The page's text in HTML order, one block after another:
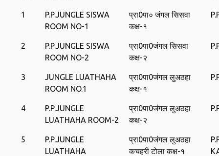
1
P.P.JUNGLE SISWA
ROOM NO-1
प्रा0पा० जंगल सिसवा
कक्ष-१
2
P.P.JUNGLE SISWA
ROOM NO-2
प्रा0पा0जंगल सिसवा
कक्ष-२
3
JUNGLE LUATHAHA
ROOM NO.1
प्रा0पा0जंगल लुअठहा
कक्ष-१
4
P.P.JUNGLE
LUATHAHA ROOM-2
प्रा0पा0जंगल लुअठहा
कक्ष-२
5
P.P.JUNGLE
LUATHAHA
प्रा0पा0जंगल लुअठहा
कचहरी टोला कक्ष-१